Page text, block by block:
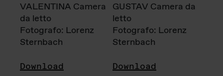
VALENTINA Camera
da letto
Fotografo: Lorenz
Sternbach
Download
GUSTAV Camera da
letto
Fotografo: Lorenz
Sternbach
Download